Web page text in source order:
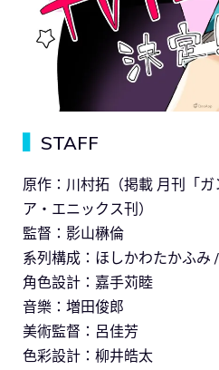
STAFF
原作：川村拓（掲載 月刊「ガ
ア・エニックス刊）
監督：影山楙倫
系列構成：ほしかわたかふみ
角色設計：嘉手苅睦
音樂：増田俊郎
美術監督：呂佳芳
色彩設計：柳井皓太